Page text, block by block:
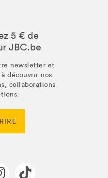
5 € de
JBC.be
newsletter et
découvrir nos
collaborations